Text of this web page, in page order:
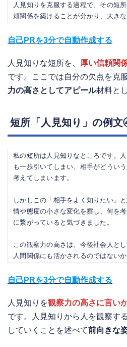
人見知りを克服する過程で、その短
頼関係を築けることが分かり、大きな
自己PRを3分で自動作成する
人見知りな短所を、 厚い信頼関
です。ここでは自分の欠点を克
力の高さとしてアピール材料と
短所「人見知り」の例
私の短所は人見知りなところです。
も一歩引いてしまい、相手がどうい
考えてしまいます。
しかしこの「相手をよく知りたい」
情や態度の小さな変化を察し、何を
に繋がっていると気づきました。
この観察力の高さは、今後社会人と
人間関係にも活かされるのではないか
自己PRを3分で自動作成する
人見知りを観察力の高さに言い
です。人見知りから人を観察す
していくことを述べて前向きな